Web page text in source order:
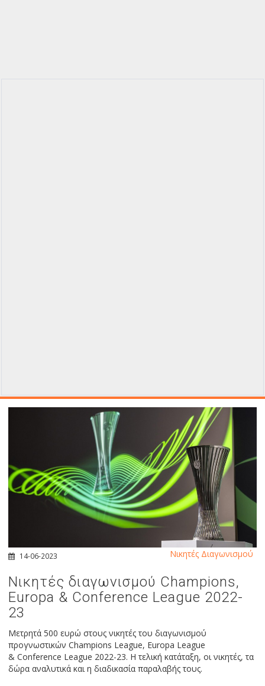
14-06-2023
Νικητές διαγωνισμού Champions,
Europa & Conference League 2022-
23
Μετρητά 500 ευρώ στους νικητές του διαγωνισμού
προγνωστικών Champions League, Europa League
& Conference League 2022-23. Η τελική κατάταξη, οι νικητές, τα
δώρα αναλυτικά και η διαδικασία παραλαβής τους.
Νικητές Διαγωνισμού